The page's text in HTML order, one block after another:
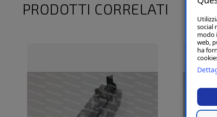
PRODOTTI CORRELATI
social
modo
web,
ha